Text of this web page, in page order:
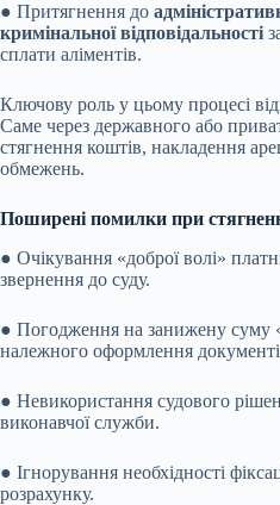
● Притягнення до
кримінальної відповідальності
сплати аліментів.
Ключову роль у цьому процесі
Саме через державного або
стягнення коштів, накладення
обмежень.
Поширені помилки при
● Очікування «доброї волі»
звернення до суду.
● Погодження на занижену суму
належного оформлення
● Невикористання судового
виконавчої служби.
● Ігнорування необхідності
розрахунку.